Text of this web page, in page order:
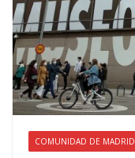
COMUNIDAD DE MADRID